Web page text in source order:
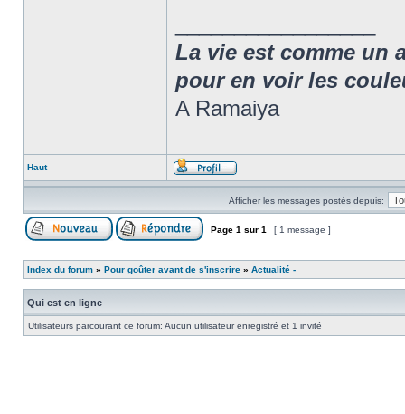
La vie est comme un
pour en voir les
A Ramaiya
Haut
Afficher les messages postés depuis:
Page 1 sur 1 [ 1 message ]
Index du forum » Pour goûter avant de s'inscrire » Actualité -
Qui est en ligne
Utilisateurs parcourant ce forum: Aucun utilisateur enregistré et 1 invité